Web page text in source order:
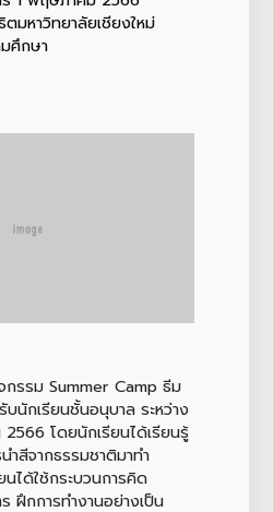
ตมหาวิทยาลัยเชียงใหม่
ศึกษา
กรรม Summer Camp ธีม
บนักเรียนชั้นอนุบาล ระหว่าง
โดยนักเรียนได้เรียนรู้
ำสีจากธรรมชาติมาทำ
นได้ใช้กระบวนการคิด
ฝึกการทำงานอย่างเป็น